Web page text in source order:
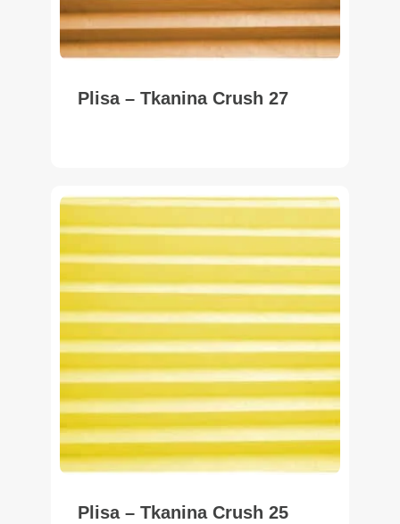
Plisa – Tkanina Crush 27
Plisa – Tkanina Crush 25